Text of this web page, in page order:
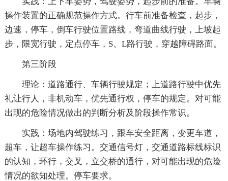
操作装置的正确规范操作方式。行车前准备检查，起步，
边速，停车，倒车行驶位置路线，弯道曲线行驶，上坡起
步，限宽行驶，定点停车，S、L路行驶，穿越障碍路面。
第三阶段
理论：道路通行、车辆行驶规定；上道路行驶中优先
礼让行人，非机动车，优先通行权，停车的规定。对可能
出现的危险情况做出的判断分析及阶段操作常识。
实践：场地内驾驶练习，跟车安全距离，变更车道，
超车，让超车操作练习。交通信号灯，交通道路标线标识
的认知，环行，交叉，立交桥的通行，对可能出现的危险
情况的欲知处理。停车要求。